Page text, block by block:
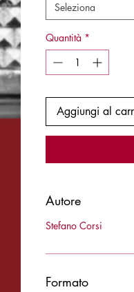
Seleziona
Quantità *
Aggiungi al
Autore
Stefano Corsi
Formato